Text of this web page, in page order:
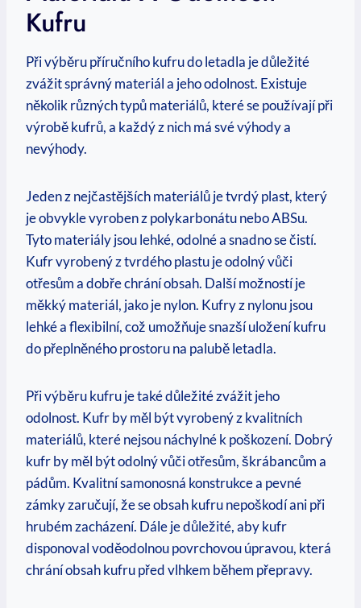
Kufru
Při výběru příručního kufru do letadla je důležité⁣
zvážit ‌správný materiál a jeho‌ odolnost. Existuje
několik různých typů materiálů,​ které se používají při
výrobě kufrů, a každý z nich má své výhody a‌
nevýhody.
Jeden z nejčastějších materiálů je tvrdý plast, který
je obvykle vyroben z polykarbonátu nebo ABSu.
Tyto materiály jsou lehké, odolné ⁢a snadno se čistí.‌
Kufr vyrobený z tvrdého⁤ plastu je odolný vůči⁣
otřesům a dobře chrání obsah. Další možností ‍je
měkký materiál, jako je ​nylon. Kufry z nylonu jsou
lehké a flexibilní, což umožňuje snazší uložení kufru
do přeplněného prostoru na palubě letadla.
Při výběru kufru​ je také ‍důležité⁣ zvážit jeho
odolnost. Kufr by měl být vyrobený z kvalitních
materiálů, které nejsou náchylné k poškození.‌ Dobrý
kufr by měl být odolný vůči otřesům, škrábancům a
pádům. Kvalitní samonosná⁣ konstrukce‌ a pevné
zámky zaručují, že se obsah kufru⁣ nepoškodí ani při
hrubém zacházení. Dále ⁢je důležité, aby ​kufr
disponoval voděodolnou povrchovou úpravou, která
chrání obsah kufru před ⁤vlhkem během⁣ přepravy.